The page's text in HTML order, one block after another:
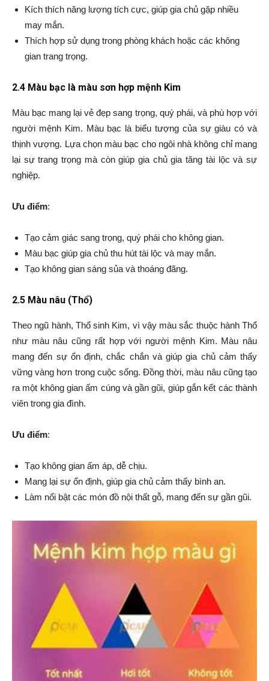
Kích thích năng lượng tích cực, giúp gia chủ gặp nhiều
may mắn.
Thích hợp sử dụng trong phòng khách hoặc các không
gian trang trọng.
2.4 Màu bạc là màu sơn hợp mệnh Kim
Màu bạc mang lại vẻ đẹp sang trọng, quý phái, và phù hợp với
người mệnh Kim. Màu bạc là biểu tượng của sự giàu có và
thịnh vượng. Lựa chọn màu bạc cho ngôi nhà không chỉ mang
lại sự trang trọng mà còn giúp gia chủ gia tăng tài lộc và sự
nghiệp.
Ưu điểm:
Tạo cảm giác sang trọng, quý phái cho không gian.
Màu bạc giúp gia chủ thu hút tài lộc và may mắn.
Tạo không gian sáng sủa và thoáng đãng.
2.5 Màu nâu (Thổ)
Theo ngũ hành, Thổ sinh Kim, vì vậy màu sắc thuộc hành Thổ
như màu nâu cũng rất hợp với người mệnh Kim. Màu nâu
mang đến sự ổn định, chắc chắn và giúp gia chủ cảm thấy
vững vàng hơn trong cuộc sống. Đồng thời, màu nâu cũng tạo
ra một không gian ấm cúng và gần gũi, giúp gắn kết các thành
viên trong gia đình.
Ưu điểm:
Tạo không gian ấm áp, dễ chịu.
Mang lại sự ổn định, giúp gia chủ cảm thấy bình an.
Làm nổi bật các món đồ nội thất gỗ, mang đến sự gần gũi.